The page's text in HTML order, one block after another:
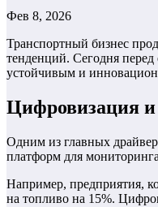
Фев 8, 2026
Транспортный бизнес
тенденций. Сегодня
устойчивым и
Цифровизация и
Одним из главных
платформ для
Например, предприятия,
на топливо на 15%.